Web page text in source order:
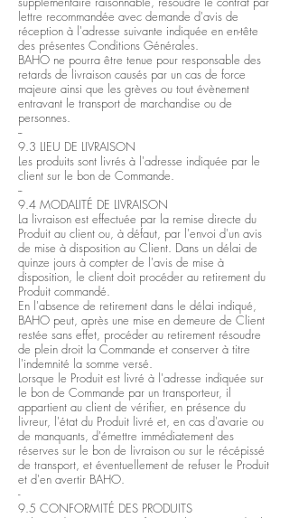
lettre recommandée avec demande d'avis de
réception à l'adresse suivante indiquée en en-tête
des présentes Conditions Générales.
BAHO ne pourra être tenue pour responsable des
retards de livraison causés par un cas de force
majeure ainsi que les grèves ou tout évènement
entravant le transport de marchandise ou de
personnes.
--
9.3 LIEU DE LIVRAISON
Les produits sont livrés à l'adresse indiquée par le
client sur le bon de Commande.
--
9.4 MODALITÉ DE LIVRAISON
La livraison est effectuée par la remise directe du
Produit au client ou, à défaut, par l'envoi d'un avis
de mise à disposition au Client. Dans un délai de
quinze jours à compter de l'avis de mise à
disposition, le client doit procéder au retirement du
Produit commandé.
En l'absence de retirement dans le délai indiqué,
BAHO peut, après une mise en demeure de Client
restée sans effet, procéder au retirement résoudre
de plein droit la Commande et conserver à titre
l'indemnité la somme versé.
Lorsque le Produit est livré à l'adresse indiquée sur
le bon de Commande par un transporteur, il
appartient au client de vérifier, en présence du
livreur, l'état du Produit livré et, en cas d'avarie ou
de manquants, d'émettre immédiatement des
réserves sur le bon de livraison ou sur le récépissé
de transport, et éventuellement de refuser le Produit
et d'en avertir BAHO.
-
9.5 CONFORMITÉ DES PRODUITS